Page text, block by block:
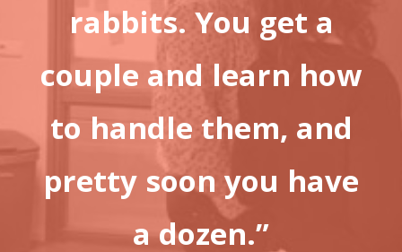
rabbits. You get a
couple and learn how
to handle them, and
pretty soon you have
a dozen.”